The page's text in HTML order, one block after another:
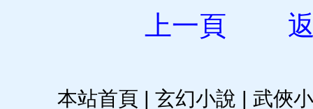
上一頁
本站首頁 | 玄幻小說 | 武俠